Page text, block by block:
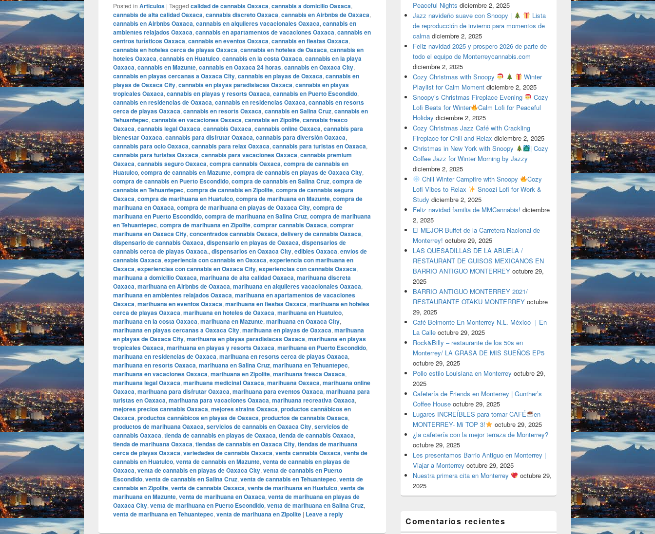
Posted in Articulos | Tagged calidad de cannabis Oaxaca, cannabis a domicilio Oaxaca,
cannabis de alta calidad Oaxaca, cannabis discreto Oaxaca, cannabis en Airbnbs de Oaxaca,
cannabis en Airbnbs Oaxaca, cannabis en alquileres vacacionales Oaxaca, cannabis en
ambientes relajados Oaxaca, cannabis en apartamentos de vacaciones Oaxaca, cannabis en
centros turísticos Oaxaca, cannabis en eventos Oaxaca, cannabis en fiestas Oaxaca,
cannabis en hoteles cerca de playas Oaxaca, cannabis en hoteles de Oaxaca, cannabis en
hoteles Oaxaca, cannabis en Huatulco, cannabis en la costa Oaxaca, cannabis en la playa
Oaxaca, cannabis en Mazunte, cannabis en Oaxaca 24 horas, cannabis en Oaxaca City,
cannabis en playas cercanas a Oaxaca City, cannabis en playas de Oaxaca, cannabis en
playas de Oaxaca City, cannabis en playas paradisiacas Oaxaca, cannabis en playas
tropicales Oaxaca, cannabis en playas y resorts Oaxaca, cannabis en Puerto Escondido,
cannabis en residencias de Oaxaca, cannabis en residencias Oaxaca, cannabis en resorts
cerca de playas Oaxaca, cannabis en resorts Oaxaca, cannabis en Salina Cruz, cannabis en
Tehuantepec, cannabis en vacaciones Oaxaca, cannabis en Zipolite, cannabis fresco
Oaxaca, cannabis legal Oaxaca, cannabis Oaxaca, cannabis online Oaxaca, cannabis para
bienestar Oaxaca, cannabis para disfrutar Oaxaca, cannabis para diversión Oaxaca,
cannabis para ocio Oaxaca, cannabis para relax Oaxaca, cannabis para turistas en Oaxaca,
cannabis para turistas Oaxaca, cannabis para vacaciones Oaxaca, cannabis premium
Oaxaca, cannabis seguro Oaxaca, compra cannabis Oaxaca, compra de cannabis en
Huatulco, compra de cannabis en Mazunte, compra de cannabis en playas de Oaxaca City,
compra de cannabis en Puerto Escondido, compra de cannabis en Salina Cruz, compra de
cannabis en Tehuantepec, compra de cannabis en Zipolite, compra de cannabis segura
Oaxaca, compra de marihuana en Huatulco, compra de marihuana en Mazunte, compra de
marihuana en Oaxaca, compra de marihuana en playas de Oaxaca City, compra de
marihuana en Puerto Escondido, compra de marihuana en Salina Cruz, compra de marihuana
en Tehuantepec, compra de marihuana en Zipolite, comprar cannabis Oaxaca, comprar
marihuana en Oaxaca City, concentrados cannabis Oaxaca, delivery de cannabis Oaxaca,
dispensario de cannabis Oaxaca, dispensario en playas de Oaxaca, dispensarios de
cannabis cerca de playas Oaxaca., dispensarios en Oaxaca City, edibles Oaxaca, envíos de
cannabis Oaxaca, experiencia con cannabis en Oaxaca, experiencia con marihuana en
Oaxaca, experiencias con cannabis en Oaxaca City, experiencias con cannabis Oaxaca,
marihuana a domicilio Oaxaca, marihuana de alta calidad Oaxaca, marihuana discreta
Oaxaca, marihuana en Airbnbs de Oaxaca, marihuana en alquileres vacacionales Oaxaca,
marihuana en ambientes relajados Oaxaca, marihuana en apartamentos de vacaciones
Oaxaca, marihuana en eventos Oaxaca, marihuana en fiestas Oaxaca, marihuana en hoteles
cerca de playas Oaxaca, marihuana en hoteles de Oaxaca, marihuana en Huatulco,
marihuana en la costa Oaxaca, marihuana en Mazunte, marihuana en Oaxaca City,
marihuana en playas cercanas a Oaxaca City, marihuana en playas de Oaxaca, marihuana
en playas de Oaxaca City, marihuana en playas paradisiacas Oaxaca, marihuana en playas
tropicales Oaxaca, marihuana en playas y resorts Oaxaca, marihuana en Puerto Escondido,
marihuana en residencias de Oaxaca, marihuana en resorts cerca de playas Oaxaca,
marihuana en resorts Oaxaca, marihuana en Salina Cruz, marihuana en Tehuantepec,
marihuana en vacaciones Oaxaca, marihuana en Zipolite, marihuana fresca Oaxaca,
marihuana legal Oaxaca, marihuana medicinal Oaxaca, marihuana Oaxaca, marihuana online
Oaxaca, marihuana para disfrutar Oaxaca, marihuana para eventos Oaxaca, marihuana para
turistas en Oaxaca, marihuana para vacaciones Oaxaca, marihuana recreativa Oaxaca,
mejores precios cannabis Oaxaca, mejores strains Oaxaca, productos cannábicos en
Oaxaca, productos cannábicos en playas de Oaxaca, productos de cannabis Oaxaca,
productos de marihuana Oaxaca, servicios de cannabis en Oaxaca City, servicios de
cannabis Oaxaca, tienda de cannabis en playas de Oaxaca, tienda de cannabis Oaxaca,
tienda de marihuana Oaxaca, tiendas de cannabis en Oaxaca City, tiendas de marihuana
cerca de playas Oaxaca, variedades de cannabis Oaxaca, venta cannabis Oaxaca, venta de
cannabis en Huatulco, venta de cannabis en Mazunte, venta de cannabis en playas de
Oaxaca, venta de cannabis en playas de Oaxaca City, venta de cannabis en Puerto
Escondido, venta de cannabis en Salina Cruz, venta de cannabis en Tehuantepec, venta de
cannabis en Zipolite, venta de cannabis Oaxaca, venta de marihuana en Huatulco, venta de
marihuana en Mazunte, venta de marihuana en Oaxaca, venta de marihuana en playas de
Oaxaca City, venta de marihuana en Puerto Escondido, venta de marihuana en Salina Cruz,
venta de marihuana en Tehuantepec, venta de marihuana en Zipolite | Leave a reply
Peaceful Nights diciembre 2, 2025
Jazz navideño suave con Snoopy |
Lista
de reproducción de invierno para momentos de
calma diciembre 2, 2025
Feliz navidad 2025 y prospero 2026 de parte de
todo el equipo de Monterreycannabis.com
diciembre 2, 2025
Cozy Christmas with Snoopy
Winter
Playlist for Calm Moment diciembre 2, 2025
Snoopy’s Christmas Fireplace Evening
Cozy
Lofi Beats for Winter
Calm Lofi for Peaceful
Holiday diciembre 2, 2025
Cozy Christmas Jazz Café with Crackling
Fireplace for Chill and Relax diciembre 2, 2025
Christmas in New York with Snoopy
| Cozy
Coffee Jazz for Winter Morning by Jazzy
diciembre 2, 2025
Chill Winter Campfire with Snoopy
Cozy
Lofi Vibes to Relax
Snoozi Lofi for Work &
Study diciembre 2, 2025
Feliz navidad familia de MMCannabis! diciembre
2, 2025
El MEJOR Buffet de la Carretera Nacional de
Monterrey! octubre 29, 2025
LAS QUESADILLAS DE LA ABUELA /
RESTAURANT DE GUISOS MEXICANOS EN
BARRIO ANTIGUO MONTERREY octubre 29,
2025
BARRIO ANTIGUO MONTERREY 2021/
RESTAURANTE OTAKU MONTERREY octubre
29, 2025
Café Belmonte En Monterrey N.L. México ｜En
La Calle octubre 29, 2025
Rock&Billy – restaurante de los 50s en
Monterrey/ LA GRASA DE MIS SUEÑOS EP5
octubre 29, 2025
Pollo estilo Louisiana en Monterrey octubre 29,
2025
Cafetería de Friends en Monterrey | Gunther’s
Coffee House octubre 29, 2025
Lugares INCREÍBLES para tomar CAFÉ
en
MONTERREY- Mi TOP 3!
octubre 29, 2025
¿la cafetería con la mejor terraza de Monterrey?
octubre 29, 2025
Les presentamos Barrio Antiguo en Monterrey |
Viajar a Monterrey octubre 29, 2025
Nuestra primera cita en Monterrey
octubre 29,
2025
Comentarios recientes